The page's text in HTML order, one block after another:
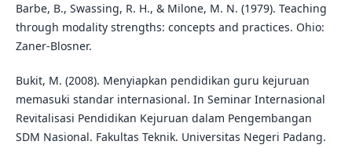
Barbe, B., Swassing, R. H., & Milone, M. N. (1979). Teaching
through modality strengths: concepts and practices. Ohio:
Zaner-Blosner.
Bukit, M. (2008). Menyiapkan pendidikan guru kejuruan
memasuki standar internasional. In Seminar Internasional
Revitalisasi Pendidikan Kejuruan dalam Pengembangan
SDM Nasional. Fakultas Teknik. Universitas Negeri Padang.